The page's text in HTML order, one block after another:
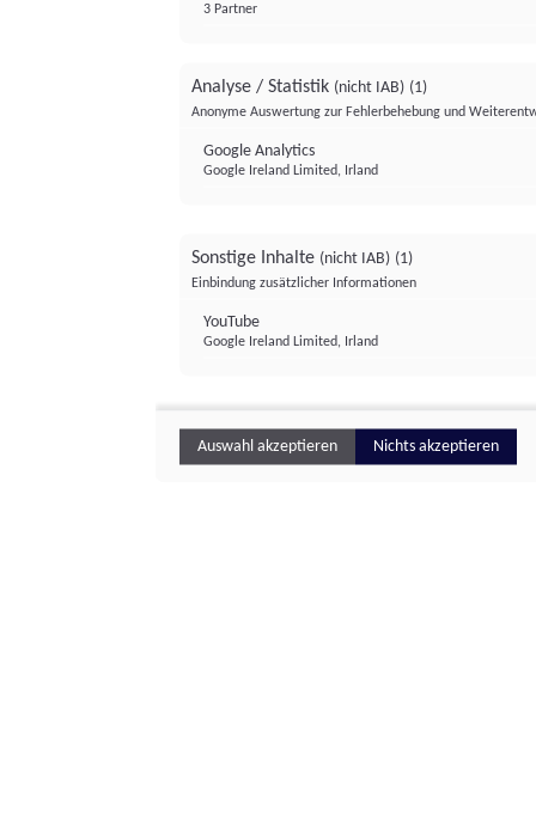
3 Partner
Analyse / Statistik (nicht IAB) (1)
Anonyme Auswertung zur Fehlerbehebung und
Google Analytics
Google Ireland Limited, Irland
Sonstige Inhalte (nicht IAB) (1)
Einbindung zusätzlicher Informationen
YouTube
Google Ireland Limited, Irland
Auswahl akzeptieren Nichts akzeptieren